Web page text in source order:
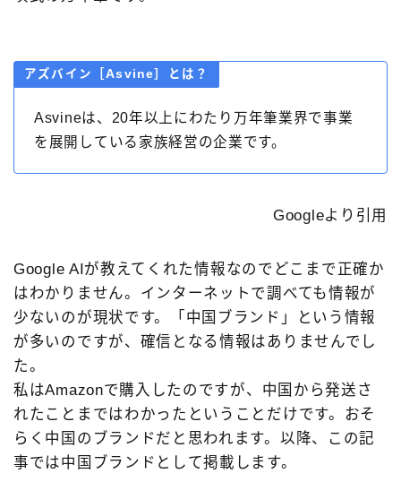
アズバイン［Asvine］ とは？
Asvineは、20年以上にわたり万年筆業界で事業
を展開している家族経営の企業です。
Googleより引用
Google AIが教えてくれた情報なのでどこまで正確か
はわかりません。インターネットで調べても情報が
少ないのが現状です。「中国ブランド」という情報
が多いのですが、確信となる情報はありませんでし
た。
私はAmazonで購入したのですが、中国から発送さ
れたことまではわかったということだけです。おそ
らく中国のブランドだと思われます。以降、この記
事では中国ブランドとして掲載します。